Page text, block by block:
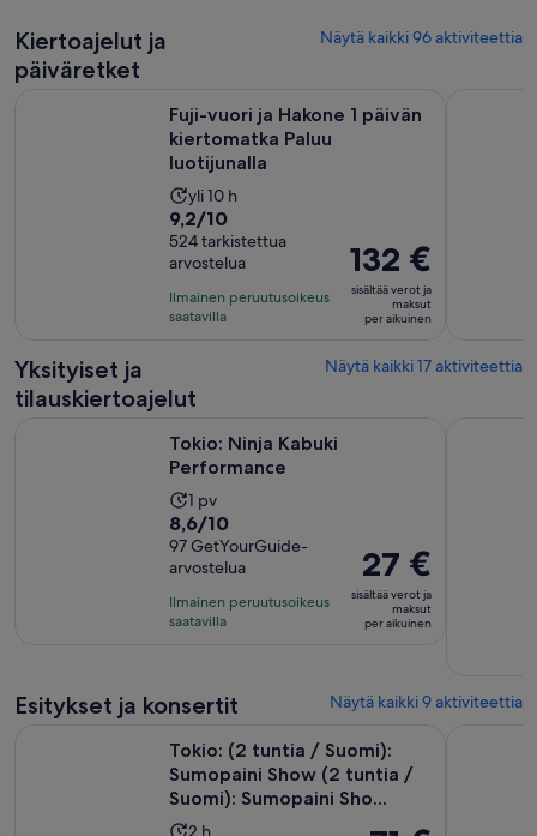
Kiertoajelut ja
päiväretket
Näytä kaikki 96 aktiviteettia
Fuji-vuori ja Hakone 1 päivän
kiertomatka Paluu
luotijunalla
Aktiviteetin
kesto
on
10
tuntia
yli 10 h
9.2
kautta
10,
524
arvostelua
9,2/10
524 tarkistettua
arvostelua
Ilmainen peruutusoikeus
saatavilla
Hinta
on
132 €
per
132 €
sisältää verot ja
maksut
per aikuinen
Yksityiset ja
tilauskiertoajelut
Näytä kaikki 17 aktiviteettia
Tokio: Ninja Kabuki
Performance
Aktiviteetin
kesto
on
1
päivä
1 pv
8.6
kautta
10,
97
arvostelua
8,6/10
97 GetYourGuide-
arvostelua
Ilmainen peruutusoikeus
saatavilla
Hinta
on
27 €
per
27 €
sisältää verot ja
maksut
per aikuinen
Esitykset ja konsertit Näytä kaikki 9 aktiviteettia
Tokio: (2 tuntia / Suomi):
Sumopaini Show (2 tuntia /
Suomi): Sumopaini Sho...
2 h
Tokio: (2 tuntia / Suomi): Sumopaini Show (2 tuntia /